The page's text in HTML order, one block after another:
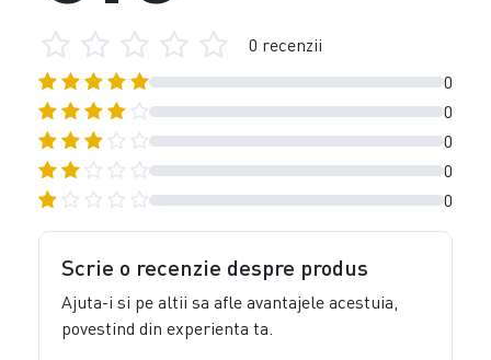
0
0
0
0
0
0 recenzii
Scrie o recenzie despre produs
Ajuta-i si pe altii sa afle avantajele acestuia,
povestind din experienta ta.